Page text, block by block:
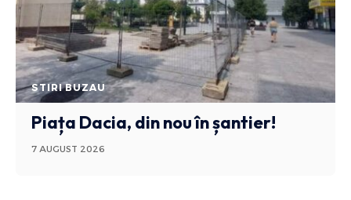
STIRI BUZAU
Piața Dacia, din nou în șantier!
7 AUGUST 2026